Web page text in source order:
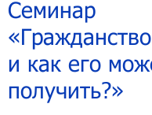
Семинар
и как его
получить?»